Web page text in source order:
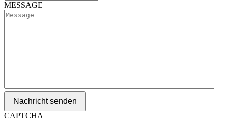
MESSAGE
Nachricht senden
CAPTCHA